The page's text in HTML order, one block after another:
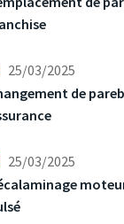
25/03/2025
de
25/03/2025